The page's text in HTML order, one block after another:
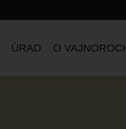
ÚRAD O